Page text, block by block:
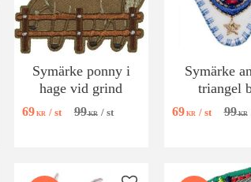
Symärke ponny i
hage vid grind
69KR / st 99KR / st
Symärke
triangel
69KR / st 99KR